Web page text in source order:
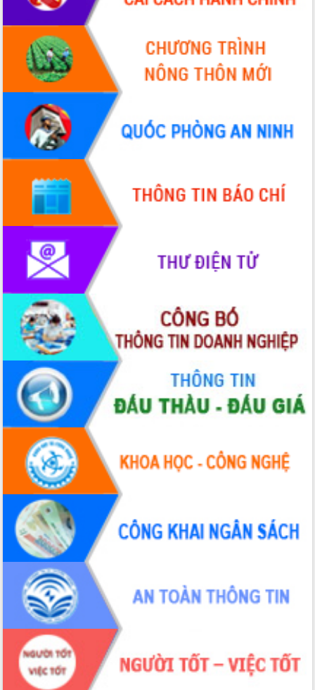
Thứ trưởng Bộ Y tế làm việc với tỉnh
Đắk Lắk về phát triển nhân lực y tế
cho trạm y tế cấp xã
Du lịch Đắk Lắk nâng tầm trải nghiệm
du khách thông qua Hệ thống cơ sở dữ
liệu và Bản đồ số
Tập huấn ứng dụng trí tuệ nhân tạo (AI)
trong thương mại điện tử năm 2026
Đoàn đại biểu Quốc hội tỉnh Đắk Lắk
trao đổi thông tin trước Kỳ họp thứ
nhất, Quốc hội khóa XVI
Quyết liệt cải cách hành chính, khơi
thông nguồn lực phát triển
Nâng cao hiệu lực, hiệu quả HĐND
tỉnh thông qua hiện đại hóa hành chính
Xã Ea Phê gắn cải cách hành chính với
chuyển đổi số
Phó Chủ tịch Thường trực UBND tỉnh
Hồ Thị Nguyên Thảo làm việc tại Trung
tâm Phục vụ hành chính công xã Ea
Phê
Xây dựng nền hành chính số đồng
hành cùng nông dân dân, doanh nghiệp
Giai đoạn 2026-2030, Đắk Lắk phấn
đấu có 77% xã đạt chuẩn nông thôn
mới
Chuyển đổi số 'mở đường' cho nông
nghiệp Đắk Lắk tăng trưởng bứt phá
Triển khai đồng bộ đo đạc, lập hồ sơ
địa chính, hoàn thiện cơ sở dữ liệu đất
Ứng dụng sinh trắc học - Bước tiến
trong hành trình chuyển đổi số tại Đắk
Lắk
Đắk Lắk nâng cao hiệu quả công tác
Đảng từ Sổ tay đảng viên điện tử
Đắk Lắk đẩy mạnh nuôi biển công
nghệ, hướng tới phát triển thủy sản
bền vững
Tập huấn nâng cao năng lực triển khai
chuyển đổi số cho cán bộ, công chức
cấp xã
Đắk Lắk phát động hưởng ứng Ngày
Quyền của người tiêu dùng Việt Nam
2026